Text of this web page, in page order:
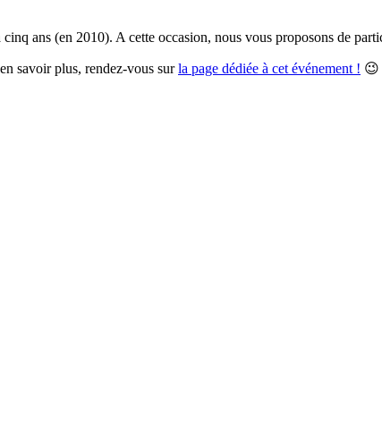
ans (en 2010). A cette occasion, nous vous proposons de
savoir plus, rendez-vous surla page dédiée à cet événement ! 😉